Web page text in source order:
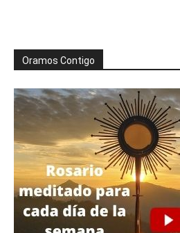
Oramos Contigo